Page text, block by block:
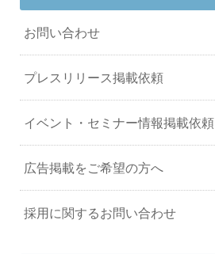
お問い合わせ
プレスリリース掲載依頼
イベント・セミナー情報掲載依頼
広告掲載をご希望の方へ
採用に関するお問い合わせ